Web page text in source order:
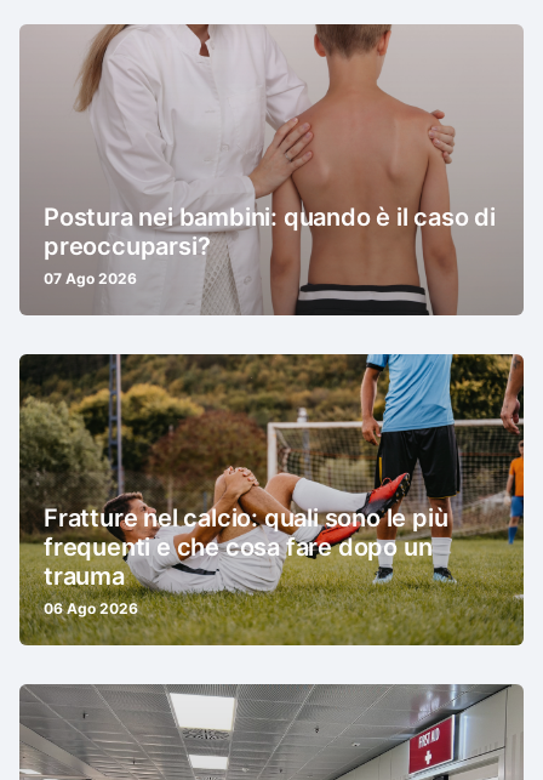
Postura nei bambini: quando è il caso di
preoccuparsi?
07 Ago 2026
Fratture nel calcio: quali sono le più
frequenti e che cosa fare dopo un
trauma
06 Ago 2026